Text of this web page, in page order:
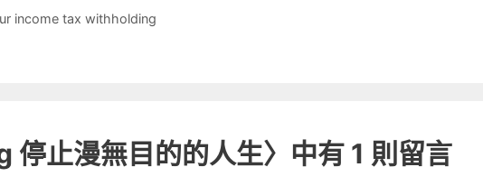
income tax withholding
止漫無目的的人生〉中有 1 則留言